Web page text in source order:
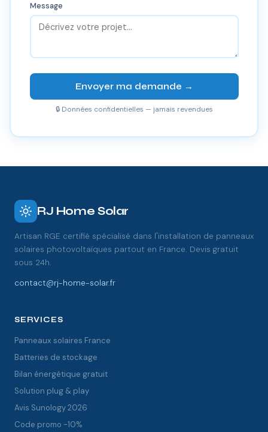
Message
Envoyer ma demande →
🔒 Données confidentielles — jamais revendues
RJ Home Solar
Artisan RGE certifié spécialisé dans l'installation de panneaux
solaires photovoltaïques partout en France. Devis gratuit
sous 24h.
contact@rj-home-solar.fr
SERVICES
Panneaux solaires France
Batteries de stockage
Bilan énergétique gratuit
Solution plug & play
Avis Sunology 2026
Code promo -10%